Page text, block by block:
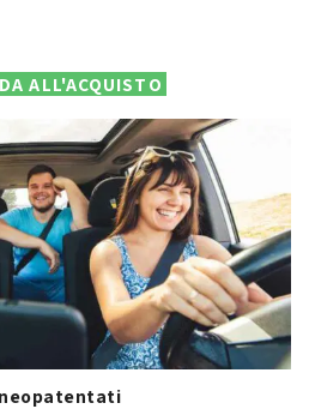
ALL'ACQUISTO